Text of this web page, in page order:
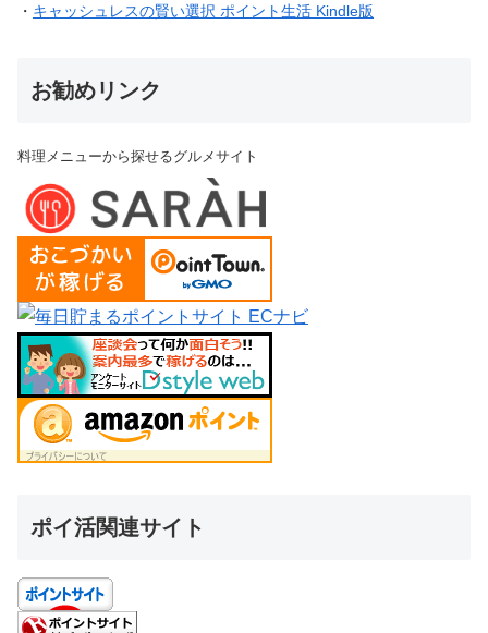
・ キャッシュレスの賢い選択 ポイント生活 Kindle版
お勧めリンク
料理メニューから探せるグルメサイト
ポイ活関連サイト